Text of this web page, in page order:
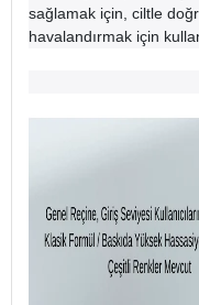
sağlamak için, ciltle
havalandırmak için